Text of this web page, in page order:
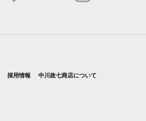
採用情報 中川政七商店について